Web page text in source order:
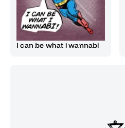
I can be what i wannabi